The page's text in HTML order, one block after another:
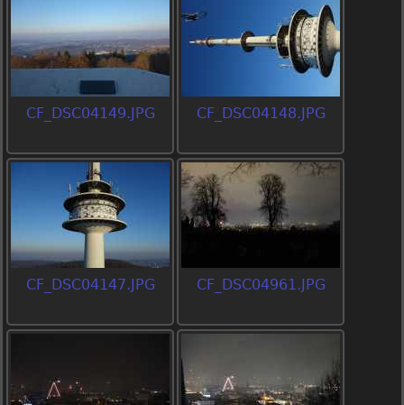
CF_DSC04149.JPG CF_DSC04148.JPG
CF_DSC04147.JPG CF_DSC04961.JPG